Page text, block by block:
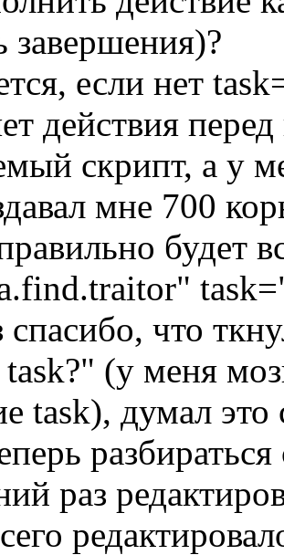
завершения)?
если нет
действия
скрипт, а у
мне 700
будет
что
task?" (у меня
task), думал это
раз